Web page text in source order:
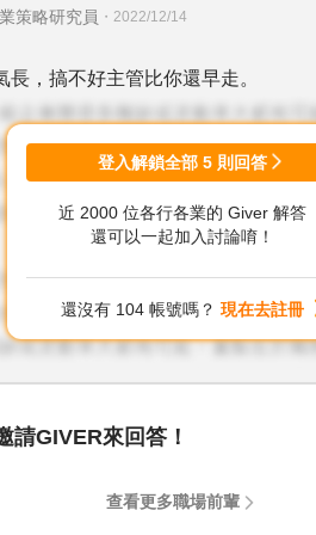
策略研究員 ・ 2022/12/14
，搞不好主管比你還早走。
登入解鎖全部 5 則回答
近 2000 位各行各業的 Giver 解答
還可以一起加入討論唷！
還沒有 104 帳號嗎？ 現在去註冊
請GIVER來回答！
查看更多職場前輩